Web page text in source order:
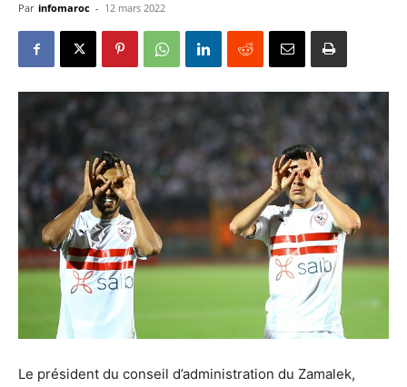
Par infomaroc - 12 mars 2022
Le président du conseil d’administration du Zamalek,